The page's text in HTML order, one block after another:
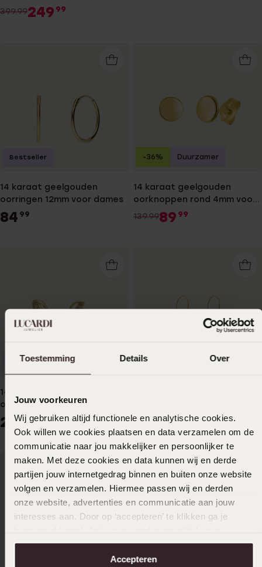
Toestemming Details Over
Jouw voorkeuren
Wij gebruiken altijd functionele en analytische cookies.
Ook willen we cookies plaatsen en data verzamelen om de
communicatie naar jou makkelijker en persoonlijker te
maken. Met deze cookies en data kunnen wij en derde
partijen jouw internetgedrag binnen en buiten onze website
volgen en verzamelen. Hiermee passen wij en derden
onze website, advertenties en communicatie aan jouw
interesses aan. Door op ‘accepteren’ te klikken ga je
aanpassen. Lees er meer over in onscookiebeleid.
Accepteren
voor dames
399.99249 99
14 karaat geelgouden
oorringen 12mm voor dames
84 99
Bestseller
14 karaat geelgouden
oorknoppen rond 4mm voor
dames
139.9989 99
-36% Duurzamer
14 Karaat geelgouden
oorbellen dubbel met
zirkonia
229 99
Duurzamer
dames
19999
Duurzamer